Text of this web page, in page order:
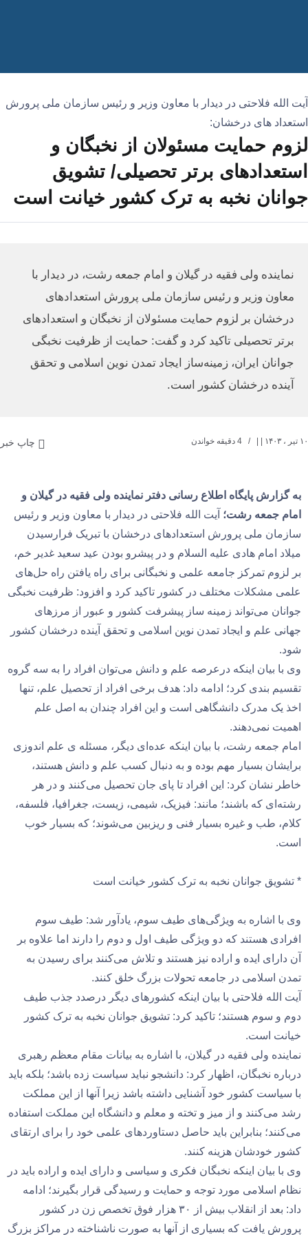
آیت الله فلاحتی در دیدار با معاون وزیر و رئیس سازمان ملی پرورش
استعداد های درخشان:
لزوم حمایت مسئولان از نخبگان و
استعدادهای برتر تحصیلی/ تشویق
جوانان نخبه به ترک کشور خیانت است
نماینده ولی فقیه در گیلان و امام جمعه رشت، در دیدار با
معاون وزیر و رئیس سازمان ملی پرورش استعدادهای
درخشان بر لزوم حمایت مسئولان از نخبگان و استعدادهای
برتر تحصیلی تاکید کرد و گفت: حمایت از ظرفیت نخبگی
جوانان ایران، زمینه‌ساز ایجاد تمدن نوین اسلامی و تحقق
آینده درخشان کشور است.
۱۰ تیر ، ۱۴۰۳ چاپ خبر
به گزارش پایگاه اطلاع رسانی دفتر نماینده ولی فقیه در گیلان و
امام جمعه رشت؛ آیت الله فلاحتی در دیدار با معاون وزیر و رئیس
سازمان ملی پرورش استعدادهای درخشان با تبریک فرارسیدن
میلاد امام هادی علیه السلام و در پیشرو بودن عید سعید غدیر خم،
بر لزوم تمرکز جامعه علمی و نخبگانی برای راه یافتن راه حل‌های
علمی مشکلات مختلف در کشور تاکید کرد و افزود: ظرفیت نخبگی
جوانان می‌تواند زمینه ساز پیشرفت کشور و عبور از مرزهای
جهانی علم و ایجاد تمدن نوین اسلامی و تحقق آینده درخشان کشور
شود.
وی با بیان اینکه درعرصه علم و دانش می‌توان افراد را به سه گروه
تقسیم بندی کرد؛ ادامه داد: هدف برخی افراد از تحصیل علم، تنها
اخذ یک مدرک دانشگاهی است و این افراد چندان به اصل علم
اهمیت نمی‌دهند.
امام جمعه رشت، با بیان اینکه عده‌ای دیگر، مسئله ی علم اندوزی
برایشان بسیار مهم بوده و به دنبال کسب علم و دانش هستند،
خاطر نشان کرد: این افراد تا پای جان تحصیل می‌کنند و در هر
رشته‌ای که باشند؛ مانند: فیزیک، شیمی، زیست، جغرافیا، فلسفه،
کلام، طب و غیره بسیار فنی و ریزبین می‌شوند؛ که بسیار خوب
است.
* تشویق جوانان نخبه به ترک کشور خیانت است
وی با اشاره به ویژگی‌های طیف سوم، یادآور شد: طیف سوم
افرادی هستند که دو ویژگی طیف اول و دوم را دارند اما علاوه بر
آن دارای ایده و اراده نیز هستند و تلاش می‌کنند برای رسیدن به
تمدن اسلامی در جامعه تحولات بزرگ خلق کنند.
آیت الله فلاحتی با بیان اینکه کشورهای دیگر درصدد جذب طیف
دوم و سوم هستند؛ تاکید کرد: تشویق جوانان نخبه به ترک کشور
خیانت است.
نماینده ولی فقیه در گیلان، با اشاره به بیانات مقام معظم رهبری
درباره نخبگان، اظهار کرد: دانشجو نباید سیاست زده باشد؛ بلکه باید
با سیاست کشور خود آشنایی داشته باشد زیرا آنها از این مملکت
رشد می‌کنند و از میز و تخته و معلم و دانشگاه این مملکت استفاده
می‌کنند؛ بنابراین باید حاصل دستاوردهای علمی خود را برای ارتقای
کشور خودشان هزینه کنند.
وی با بیان اینکه نخبگان فکری و سیاسی و دارای ایده و اراده باید در
نظام اسلامی مورد توجه و حمایت و رسیدگی قرار بگیرند؛ ادامه
داد: بعد از انقلاب بیش از ۳۰ هزار فوق تخصص زن در کشور
پرورش یافت که بسیاری از آنها به صورت ناشناخته در مراکز بزرگ